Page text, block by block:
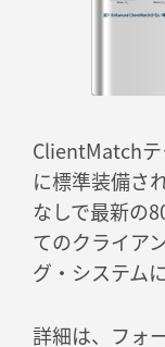
ClientMatch
に標準装備さ
なしで最新の
てのクライア
グ・システム
詳細は、フォ